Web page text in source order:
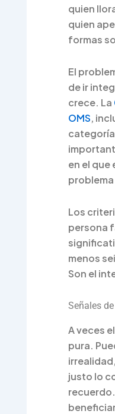
quien
quien
formas
El
de ir
crece. La
OMS,
en el que
Los
persona
menos
Son el
Señales
A veces
pura.
justo lo